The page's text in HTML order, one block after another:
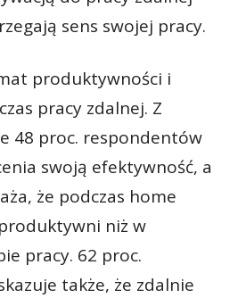
sens swojej pracy.
produktywności i
pracy zdalnej. Z
48 proc. respondentów
swoją efektywność, a
że podczas home
niż w
pracy. 62 proc.
także, że zdalnie